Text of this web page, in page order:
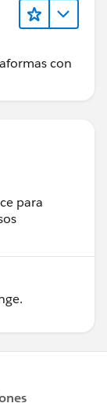
con
para